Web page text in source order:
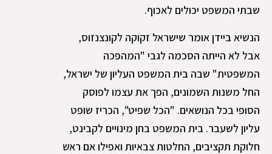
שבתי המשפט יכולים לאכוף.
הנשיא ביידן אומר שישראל זקוקה לקונצנזוס,
אבל לא הייתה הסכמה לגבי "המהפכה
המשפטית" שבה בית המשפט העליון של ישראל,
החל משנות השמונים, הפך את עצמו לפוסק
הסופי בכל הנושאים. "הכל שפיט", הכריז שופט
עליון לשעבר. בית המשפט בחן מינויים לקבינט,
חלוקת תקציבים, החלטות צבאיות ואפילו אם ראש